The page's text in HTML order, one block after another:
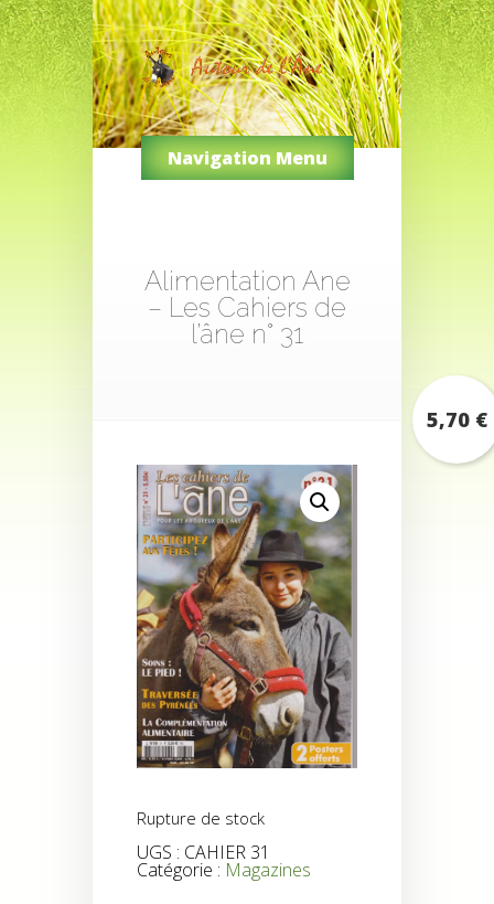
Navigation Menu
Alimentation Ane
– Les Cahiers de
l’âne n° 31
5,70 €
Rupture de stock
UGS : CAHIER 31
Catégorie : Magazines